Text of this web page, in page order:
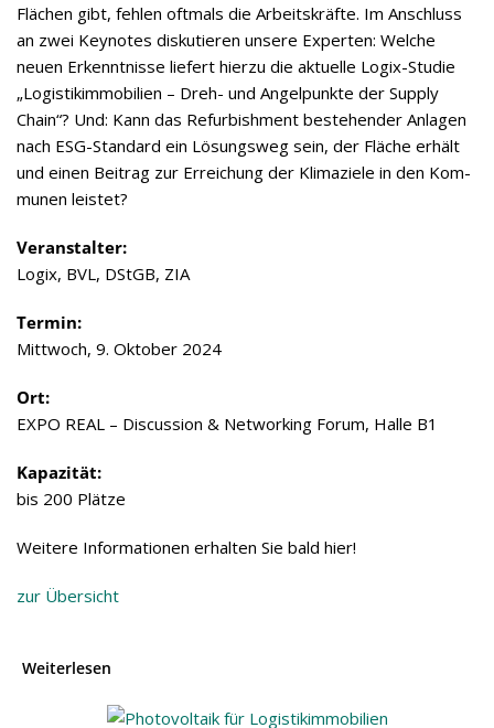
Flä­chen gibt, feh­len oft­mals die Arbeits­kräfte. Im Anschluss
an zwei Key­notes dis­ku­tie­ren unsere Exper­ten: Wel­che
neuen Erkennt­nisse lie­fert hierzu die aktu­elle Logix-Stu­die
„Logis­tik­im­mo­bi­lien – Dreh- und Angel­punkte der Sup­ply
Chain“? Und: Kann das Refur­bish­ment bestehen­der Anla­gen
nach ESG-Stan­dard ein Lösungs­weg sein, der Flä­che erhält
und einen Bei­trag zur Errei­chung der Kli­ma­ziele in den Kom­
mu­nen leistet?
Ver­an­stal­ter:
Logix, BVL, DStGB, ZIA
Ter­min:
Mitt­woch, 9. Okto­ber 2024
Ort:
EXPO REAL – Dis­cus­sion & Net­wor­king Forum, Halle B1
Kapa­zi­tät:
bis 200 Plätze
Wei­tere Infor­ma­tio­nen erhal­ten Sie bald hier!
zur Über­sicht
Weiterlesen